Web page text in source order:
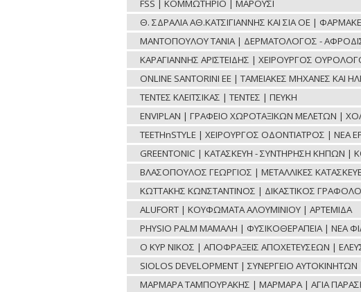
FSS | ΚΟΜΜΩΤΗΡΙΟ | ΜΑΡΟΥΣΙ
Θ. ΣΔΡΑΛΙΑ ΑΘ.ΚΑΤΣΙΓΙΑΝΝΗΣ ΚΑΙ ΣΙΑ ΟΕ |
ΜΑΝΤΟΠΟΥΛΟΥ ΤΑΝΙΑ | ΔΕΡΜΑΤΟΛΟΓΟΣ -
ΚΑΡΑΓΙΑΝΝΗΣ ΑΡΙΣΤΕΙΔΗΣ | ΧΕΙΡΟΥΡΓΟΣ
ONLINE SANTORINI ΕΕ | ΤΑΜΕΙΑΚΕΣ ΜΗΧΑΝΕΣ
ΤΕΝΤΕΣ ΚΛΕΙΤΣΙΚΑΣ | ΤΕΝΤΕΣ | ΠΕΥΚΗ
ENVIPLAN | ΓΡΑΦΕΙΟ ΧΩΡΟΤΑΞΙΚΩΝ ΜΕΛΕΤΩΝ |
TEETHnSTYLE | ΧΕΙΡΟΥΡΓΟΣ ΟΔΟΝΤΙΑΤΡΟΣ | ΝΕΑ
GREENTONIC | ΚΑΤΑΣΚΕΥΗ - ΣΥΝΤΗΡΗΣΗ ΚΗΠΩΝ |
ΒΛΑΣΟΠΟΥΛΟΣ ΓΕΩΡΓΙΟΣ | ΜΕΤΑΛΛΙΚΕΣ
ΚΩΤΤΑΚΗΣ ΚΩΝΣΤΑΝΤΙΝΟΣ | ΔΙΚΑΣΤΙΚΟΣ
ALUFORT | ΚΟΥΦΩΜΑΤΑ ΑΛΟΥΜΙΝΙΟΥ | ΑΡΤΕΜΙΔΑ
PHYSIO PALM ΜΑΜΑΛΗ | ΦΥΣΙΚΟΘΕΡΑΠΕΙΑ | ΝΕΑ
Ο ΚΥΡ ΝΙΚΟΣ | ΑΠΟΦΡΑΞΕΙΣ ΑΠΟΧΕΤΕΥΣΕΩΝ |
SIOLOS DEVELOPMENT | ΣΥΝΕΡΓΕΙΟ
ΜΑΡΜΑΡΑ ΤΑΜΠΟΥΡΑΚΗΣ | ΜΑΡΜΑΡΑ | ΑΓΙΑ